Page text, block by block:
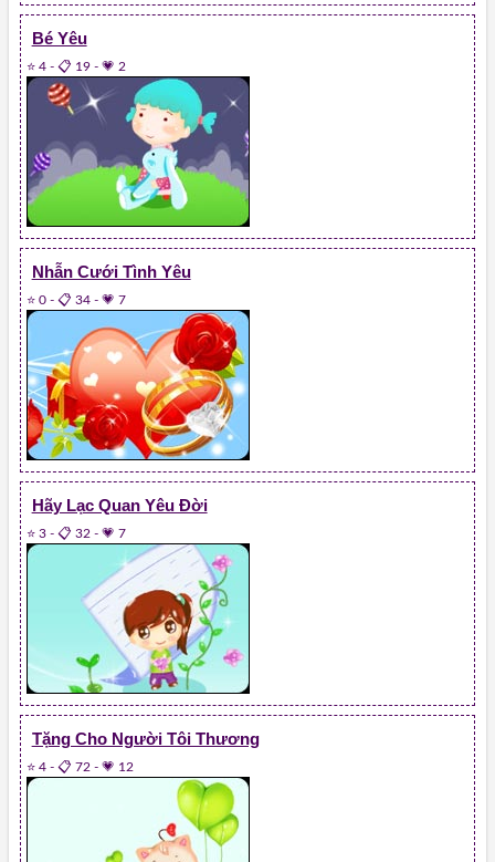
Bé Yêu
⭐ 4- 📋 19- 💗 2
Nhẫn Cưới Tình Yêu
⭐ 0- 📋 34- 💗 7
Hãy Lạc Quan Yêu Đời
⭐ 3- 📋 32 - 💗 7
Tặng Cho Người Tôi Thương
⭐ 4- 📋 72 - 💗 12